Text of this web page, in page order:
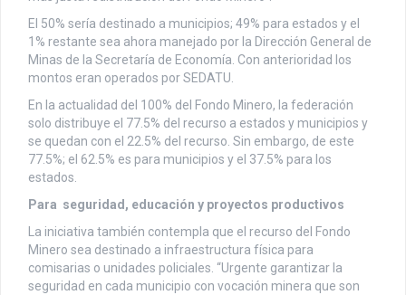
El 50% sería destinado a municipios; 49% para estados y el
1% restante sea ahora manejado por la Dirección General de
Minas de la Secretaría de Economía. Con anterioridad los
montos eran operados por SEDATU.
En la actualidad del 100% del Fondo Minero, la federación
solo distribuye el 77.5% del recurso a estados y municipios y
se quedan con el 22.5% del recurso. Sin embargo, de este
77.5%; el 62.5% es para municipios y el 37.5% para los
estados.
Para seguridad, educación y proyectos productivos
La iniciativa también contempla que el recurso del Fondo
Minero sea destinado a infraestructura física para
comisarias o unidades policiales. “Urgente garantizar la
seguridad en cada municipio con vocación minera que son